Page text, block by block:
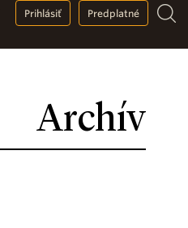
Archív
Prihlásiť Predplatné